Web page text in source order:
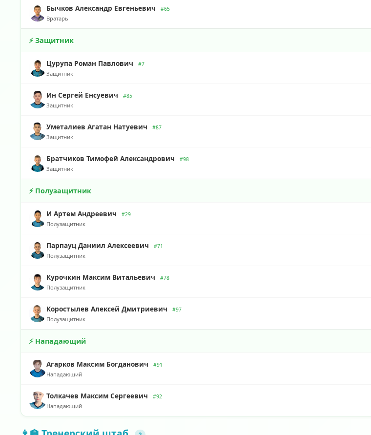
Бычков Александр Евгеньевич #65
Вратарь
⚡ Защитник
Цурупа Роман Павлович #7
Защитник
Ин Сергей Енсуевич #85
Защитник
Уметалиев Агатан Натуевич #87
Защитник
Братчиков Тимофей Александрович #98
Защитник
⚡ Полузащитник
И Артем Андреевич #29
Полузащитник
Парпауц Даниил Алексеевич #71
Полузащитник
Курочкин Максим Витальевич #78
Полузащитник
Коростылев Алексей Дмитриевич #97
Полузащитник
⚡ Нападающий
Агарков Максим Богданович #91
Нападающий
Толкачев Максим Сергеевич #92
Нападающий